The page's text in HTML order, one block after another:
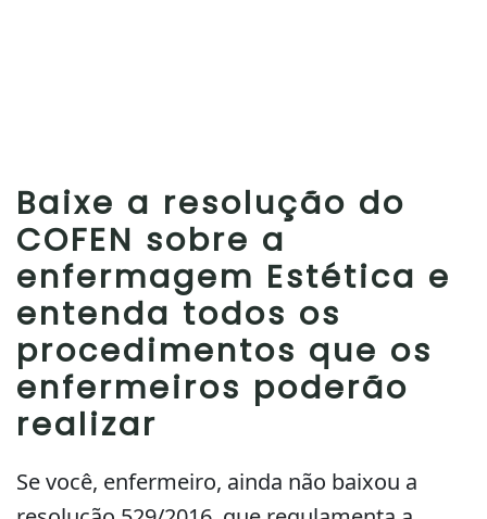
Baixe a resolução do
COFEN sobre a
enfermagem Estética e
entenda todos os
procedimentos que os
enfermeiros poderão
realizar
Se você, enfermeiro, ainda não baixou a